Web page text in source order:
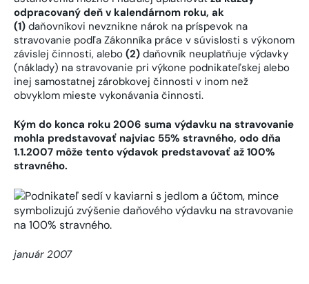
odpracovaný deň v kalendárnom roku, ak
(1) daňovníkovi nevznikne nárok na príspevok na
stravovanie podľa Zákonníka práce v súvislosti s výkonom
závislej činnosti, alebo (2) daňovník neuplatňuje výdavky
(náklady) na stravovanie pri výkone podnikateľskej alebo
inej samostatnej zárobkovej činnosti v inom než
obvyklom mieste vykonávania činnosti.
Kým do konca roku 2006 suma výdavku na stravovanie
mohla predstavovať najviac 55% stravného, odo dňa
1.1.2007 môže tento výdavok predstavovať až 100%
stravného.
január 2007